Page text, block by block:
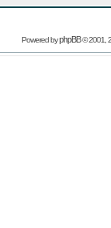
Powered byphpBB© 2001,